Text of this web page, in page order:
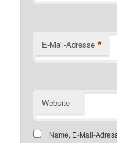
E-Mail-Adresse *
Website
Name, E-Mail-